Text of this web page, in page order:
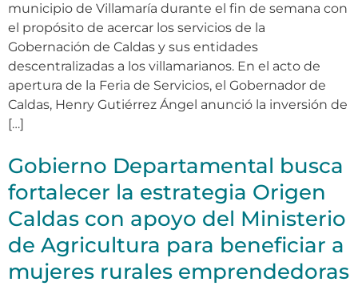
municipio de Villamaría durante el fin de semana con
el propósito de acercar los servicios de la
Gobernación de Caldas y sus entidades
descentralizadas a los villamarianos. En el acto de
apertura de la Feria de Servicios, el Gobernador de
Caldas, Henry Gutiérrez Ángel anunció la inversión de
[…]
Gobierno Departamental busca
fortalecer la estrategia Origen
Caldas con apoyo del Ministerio
de Agricultura para beneficiar a
mujeres rurales emprendedoras